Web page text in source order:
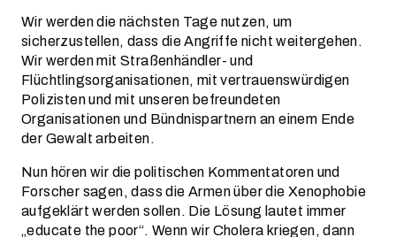
Wir werden die nächsten Tage nutzen, um
sicherzustellen, dass die Angriffe nicht weitergehen.
Wir werden mit Straßenhändler- und
Flüchtlingsorganisationen, mit vertrauenswürdigen
Polizisten und mit unseren befreundeten
Organisationen und Bündnispartnern an einem Ende
der Gewalt arbeiten.
Nun hören wir die politischen Kommentatoren und
Forscher sagen, dass die Armen über die Xenophobie
aufgeklärt werden sollen. Die Lösung lautet immer
„educate the poor“. Wenn wir Cholera kriegen, dann